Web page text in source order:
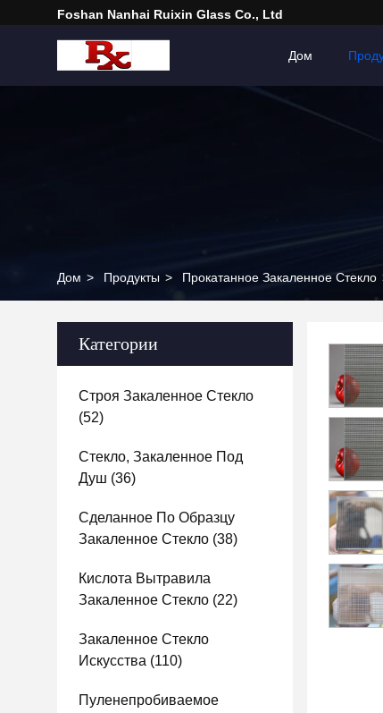
Foshan Nanhai Ruixin Glass Co., Ltd
Дом
Дом > Продукты > Прокатанное Закаленное Стекло
Категории
Строя Закаленное Стекло
(52)
Стекло, Закаленное Под
Душ (36)
Сделанное По Образцу
Закаленное Стекло (38)
Кислота Вытравила
Закаленное Стекло (22)
Закаленное Стекло
Искусства (110)
Пуленепробиваемое